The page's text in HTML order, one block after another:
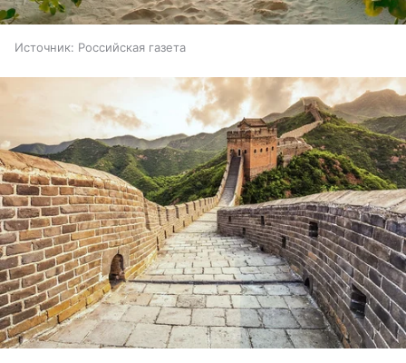
Источник: Российская газета